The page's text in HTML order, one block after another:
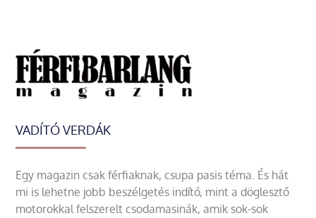
VADÍTÓ VERDÁK
Egy magazin csak férfiaknak, csupa pasis téma. És hát
mi is lehetne jobb beszélgetés indító, mint a döglesztő
motorokkal felszerelt csodamasinák, amik sok-sok